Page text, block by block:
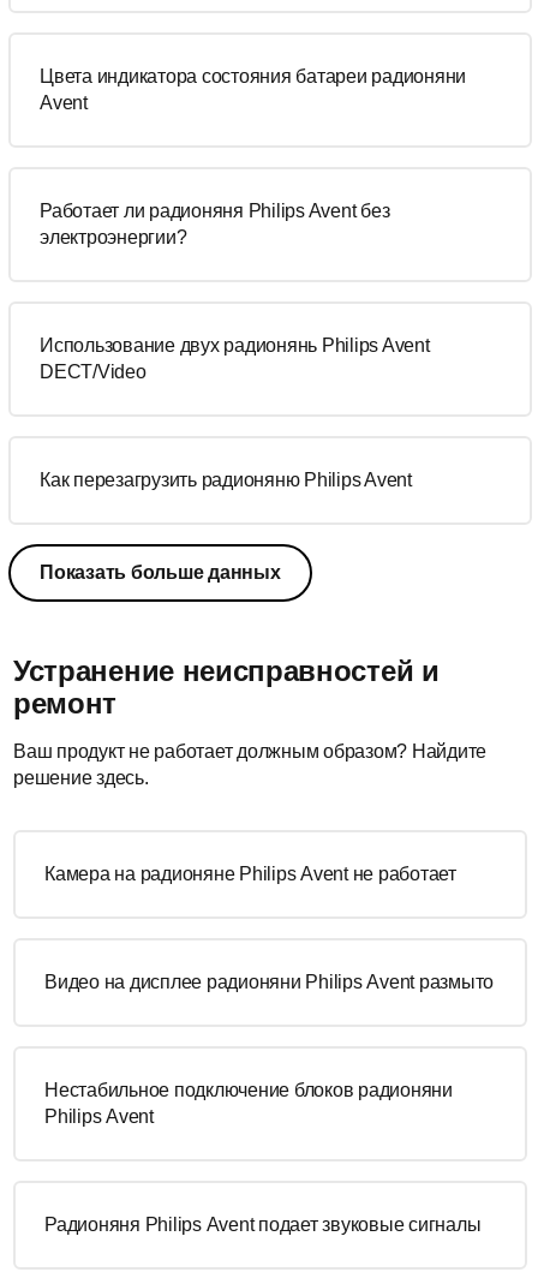
Цвета индикатора состояния батареи радионяни
Avent
Работает ли радионяня Philips Avent без
электроэнергии?
Использование двух радионянь Philips Avent
DECT/Video
Как перезагрузить радионяню Philips Avent
Показать больше данных
Устранение неисправностей и
ремонт
Ваш продукт не работает должным образом? Найдите
решение здесь.
Камера на радионяне Philips Avent не работает
Видео на дисплее радионяни Philips Avent размыто
Нестабильное подключение блоков радионяни
Philips Avent
Радионяня Philips Avent подает звуковые сигналы